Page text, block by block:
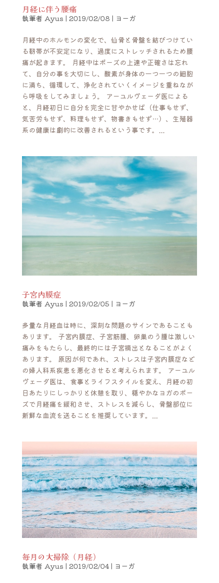
月経に伴う腰痛
執筆者 Ayus | 2019/02/08 | ヨーガ
月経中のホルモンの変化で、仙骨と骨盤を結びつけてい
る靭帯が不安定になり、過度にストレッチされるため腰
痛が起きます。 月経中はポーズの上達や正確さは忘れ
て、自分の事を大切にし、酸素が身体の一つ一つの細胞
に満ち、循環して、浄化されていくイメージを重ねなが
ら呼吸をしてみましょう。 アーユルヴェーダ医による
と、月経初日に自分を完全に甘やかせば（仕事もせず、
気苦労もせず、料理もせず、物書きもせず…）、生殖器
系の健康は劇的に改善されるという事です。...
子宮内膜症
執筆者 Ayus | 2019/02/05 | ヨーガ
多量な月経血は時に、深刻な問題のサインであることも
あります。 子宮内膜症、子宮筋腫、卵巣のう腫は激しい
痛みをもたらし、最終的には子宮摘出となることがよく
あります。 原因が何であれ、ストレスは子宮内膜症など
の婦人科系疾患を悪化させると考えられます。 アーユル
ヴェーダ医は、食事とライフスタイルを変え、月経の初
日あたりにしっかりと休憩を取り、穏やかなヨガのポー
ズで月経痛を緩和させ、ストレスを減らし、骨盤部位に
新鮮な血流を送ることを推奨しています。...
毎月の大掃除（月経）
執筆者 Ayus | 2019/02/04| ヨーガ